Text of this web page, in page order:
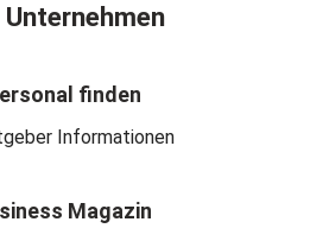
Unternehmen
finden
Informationen
Magazin